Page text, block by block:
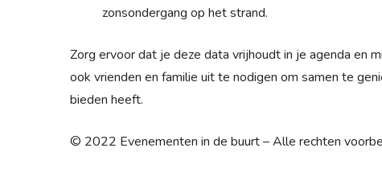
zonsondergang op het strand.
Zorg ervoor dat je deze data vrijhoudt in je agenda en
ook vrienden en familie uit te nodigen om samen te
bieden heeft.
© 2022 Evenementen in de buurt – Alle rechten